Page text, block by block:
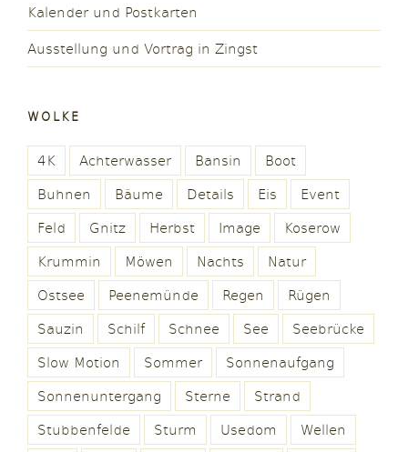
Kalender und Postkarten
Ausstellung und Vortrag in Zingst
WOLKE
4K Achterwasser Bansin
Boot
Buhnen
Bäume Details Eis
Event
Feld
Gnitz Herbst Image
Koserow
Krummin
Möwen Nachts
Natur
Ostsee
Peenemünde Regen
Rügen
Sauzin
Schilf Schnee See
Seebrücke
Slow Motion
Sommer
Sonnenaufgang
Sonnenuntergang
Sterne
Strand
Stubbenfelde
Sturm Usedom
Wellen